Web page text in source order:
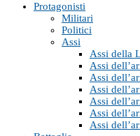
Protagonisti
Militari
Politici
Assi
Assi della
Assi
Assi
Assi
Assi
Assi
Assi